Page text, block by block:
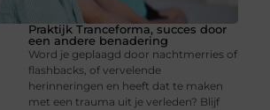
Praktijk Tranceforma, succes door
een andere benadering
Word je geplaagd door nachtmerries of
flashbacks, of vervelende
herinneringen en heeft dat te maken
met een trauma uit je verleden? Blijf